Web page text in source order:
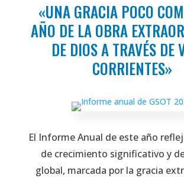
«UNA GRACIA POCO
AÑO DE LA OBRA
DE DIOS A TRAVÉS DE
CORRIENTES»
El Informe Anual de este año
de crecimiento significativo y
global, marcada por la gracia